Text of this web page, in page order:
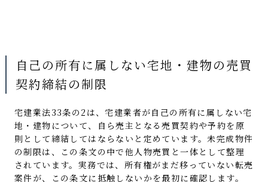
自己の所有に属しない宅地・建物の売買
契約締結の制限
宅建業法33条の2は、宅建業者が自己の所有に属しない宅
地・建物について、自ら売主となる売買契約や予約を原
則として締結してはならないと定めています。未完成物件
の制限は、この条文の中で他人物売買と一体として整理
されています。実務では、所有権がまだ移っていない転売
案件が、この条文に抵触しないかを最初に確認します。